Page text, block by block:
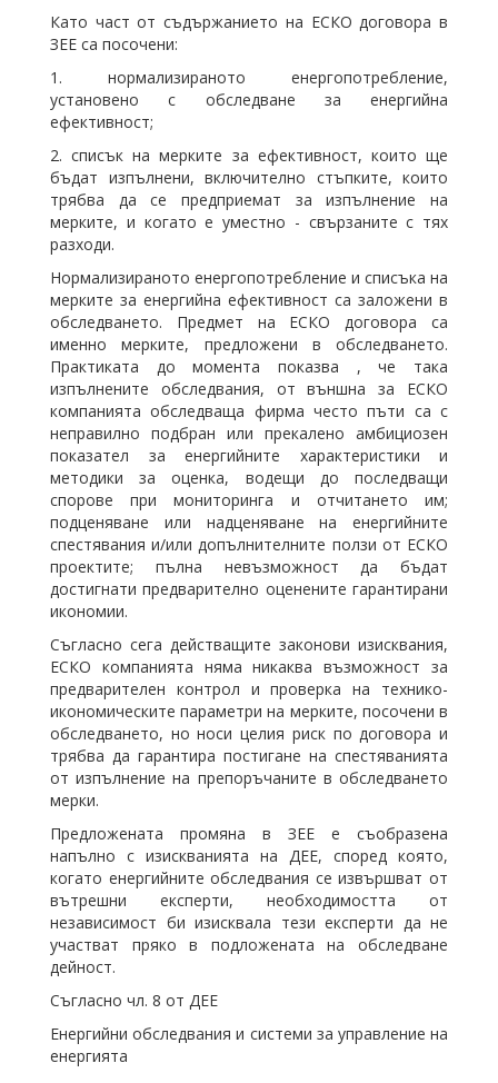
Като част от съдържанието на ЕСКО договора в
ЗЕЕ са посочени:
1. нормализираното енергопотребление,
установено с обследване за енергийна
ефективност;
2. списък на мерките за ефективност, които ще
бъдат изпълнени, включително стъпките, които
трябва да се предприемат за изпълнение на
мерките, и когато е уместно - свързаните с тях
разходи.
Нормализираното енергопотребление и списъка на
мерките за енергийна ефективност са заложени в
обследването. Предмет на ЕСКО договора са
именно мерките, предложени в обследването.
Практиката до момента показва , че така
изпълнените обследвания, от външна за ЕСКО
компанията обследваща фирма често пъти са с
неправилно подбран или прекалено амбициозен
показател за енергийните характеристики и
методики за оценка, водещи до последващи
спорове при мониторинга и отчитането им;
подценяване или надценяване на енергийните
спестявания и/или допълнителните ползи от ЕСКО
проектите; пълна невъзможност да бъдат
достигнати предварително оценените гарантирани
икономии.
Съгласно сега действащите законови изисквания,
ЕСКО компанията няма никаква възможност за
предварителен контрол и проверка на технико-
икономическите параметри на мерките, посочени в
обследването, но носи целия риск по договора и
трябва да гарантира постигане на спестяванията
от изпълнение на препоръчаните в обследването
мерки.
Предложената промяна в ЗЕЕ е съобразена
напълно с изискванията на ДЕЕ, според която,
когато енергийните обследвания се извършват от
вътрешни експерти, необходимостта от
независимост би изисквала тези експерти да не
участват пряко в подложената на обследване
дейност.
Съгласно чл. 8 от ДЕЕ
Енергийни обследвания и системи за управление на
енергията